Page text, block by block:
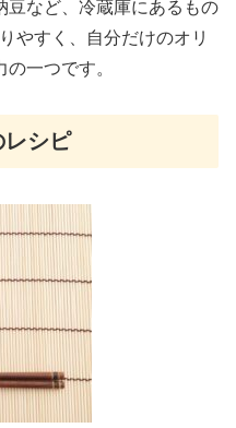
豆など、冷蔵庫にあるもの
やすく、自分だけのオリ
一つです。
レシピ